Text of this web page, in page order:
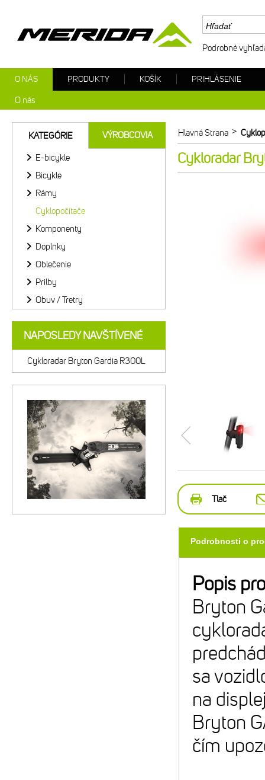
Hlavná Strana >
Cykloradar
Tlač
Podrobnosti o
Popis
Bryton
sa
na
Bryton
čím
KATEGÓRIE VÝROBCOVIA
E-bicykle
Bicykle
Rámy
Cyklopočítače
Komponenty
Doplnky
Oblečenie
Prilby
Obuv / Tretry
NAPOSLEDY NAVŠTÍVENÉ
Cykloradar Bryton Gardia R300L
Podrobné
O NÁS
O nás
PRODUKTY KOŠÍK PRIHLÁSENIE